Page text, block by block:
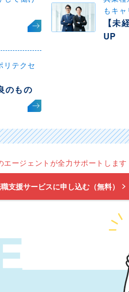
もキャ
【未
UP
リテクセ
のもの
エージェントが全力サポートします
支援サービスに申し込む（無料）